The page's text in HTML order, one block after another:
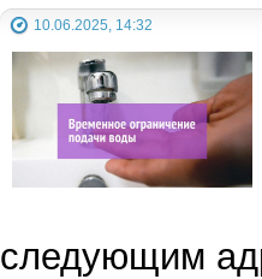
10.06.2025, 14:32
следующим